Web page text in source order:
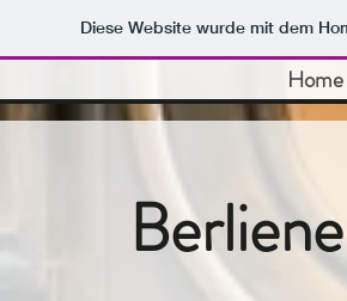
Diese Website wurde mit dem
Home